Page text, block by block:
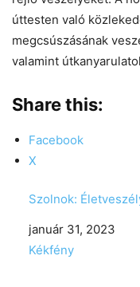
úttesten való
megcsúszásának
valamint
Share this:
Facebook
X
Szolnok:
Date
január 31, 2023
In relation to
Kékfény